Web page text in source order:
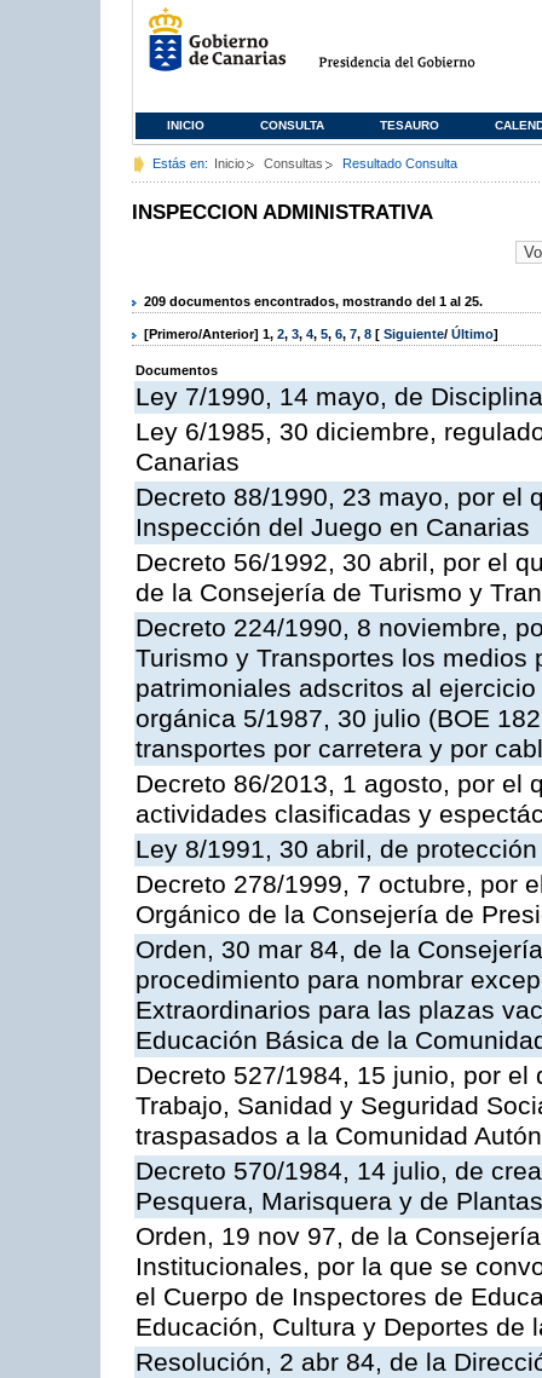
INICIO CONSULTA TESAURO
Estás en: Inicio Consultas Resultado Consulta
INSPECCION ADMINISTRATIVA
209 documentos encontrados, mostrando del 1 al 25.
[Primero/Anterior] 1, 2, 3, 4, 5, 6, 7, 8 [ Siguiente/ Último]
Documentos
Ley 7/1990, 14 mayo, de
Ley 6/1985, 30 diciembre,
Canarias
Decreto 88/1990, 23 mayo, por el
Inspección del Juego en Canarias
Decreto 56/1992, 30 abril, por el
de la Consejería de Turismo y
Decreto 224/1990, 8 noviembre,
Turismo y Transportes los
patrimoniales adscritos al
orgánica 5/1987, 30 julio (BOE
transportes por carretera y por
Decreto 86/2013, 1 agosto, por el
actividades clasificadas y
Ley 8/1991, 30 abril, de
Decreto 278/1999, 7 octubre, por
Orgánico de la Consejería de
Orden, 30 mar 84, de la
procedimiento para nombrar
Extraordinarios para las plazas
Educación Básica de la
Decreto 527/1984, 15 junio, por
Trabajo, Sanidad y Seguridad
traspasados a la Comunidad
Decreto 570/1984, 14 julio, de
Pesquera, Marisquera y de
Orden, 19 nov 97, de la
Institucionales, por la que se
el Cuerpo de Inspectores de
Educación, Cultura y Deportes de
Resolución, 2 abr 84, de la